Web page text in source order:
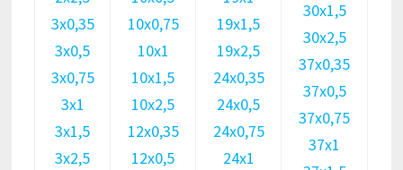
3х0,35
3х0,5
3х0,75
3х1
3х1,5
3х2,5
10х0,75
10х1
10х1,5
10х2,5
12х0,35
12х0,5
19х1,5
19х2,5
24х0,35
24х0,5
24х0,75
24х1
30х1,5
30х2,5
37х0,35
37х0,5
37х0,75
37х1